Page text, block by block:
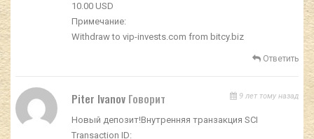
10.00 USD
Примечание:
Withdraw to vip-invests.com from bitcy.biz
Ответить
Piter Ivanov Говорит 9 лет тому назад
Новый депозит!Внутренняя транзакция SCI
Transaction ID: